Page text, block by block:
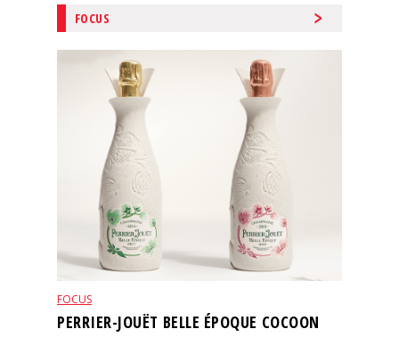
FOCUS
PERRIER-JOUËT BELLE ÉPOQUE COCOON
FOCUS